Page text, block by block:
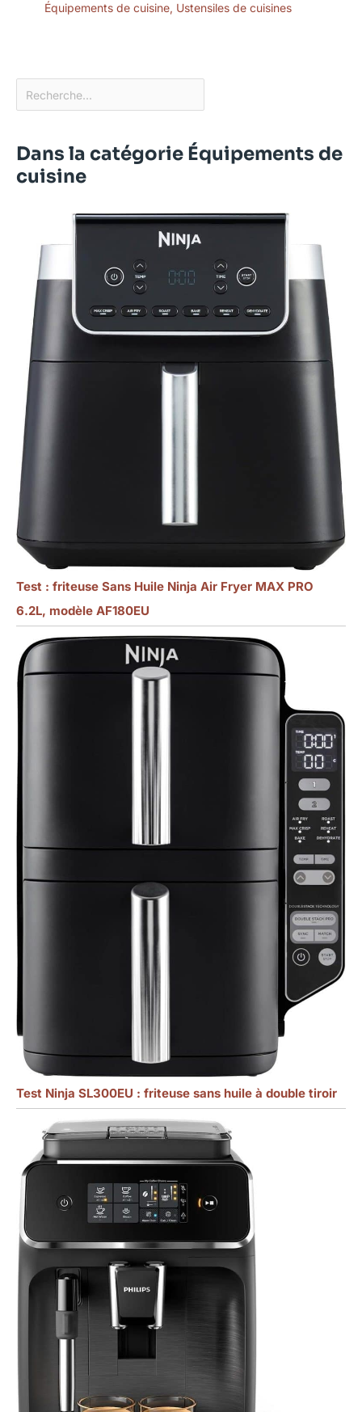
Équipements de cuisine, Ustensiles de cuisines
Dans la catégorie Équipements de
cuisine
Test : friteuse Sans Huile Ninja Air Fryer MAX PRO
6.2L, modèle AF180EU
Test Ninja SL300EU : friteuse sans huile à double tiroir